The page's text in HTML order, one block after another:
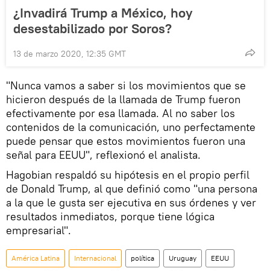
¿Invadirá Trump a México, hoy
desestabilizado por Soros?
13 de marzo 2020, 12:35 GMT
"Nunca vamos a saber si los movimientos que se
hicieron después de la llamada de Trump fueron
efectivamente por esa llamada. Al no saber los
contenidos de la comunicación, uno perfectamente
puede pensar que estos movimientos fueron una
señal para EEUU", reflexionó el analista.
Hagobian respaldó su hipótesis en el propio perfil
de Donald Trump, al que definió como "una persona
a la que le gusta ser ejecutiva en sus órdenes y ver
resultados inmediatos, porque tiene lógica
empresarial".
América Latina Internacional política Uruguay EEUU